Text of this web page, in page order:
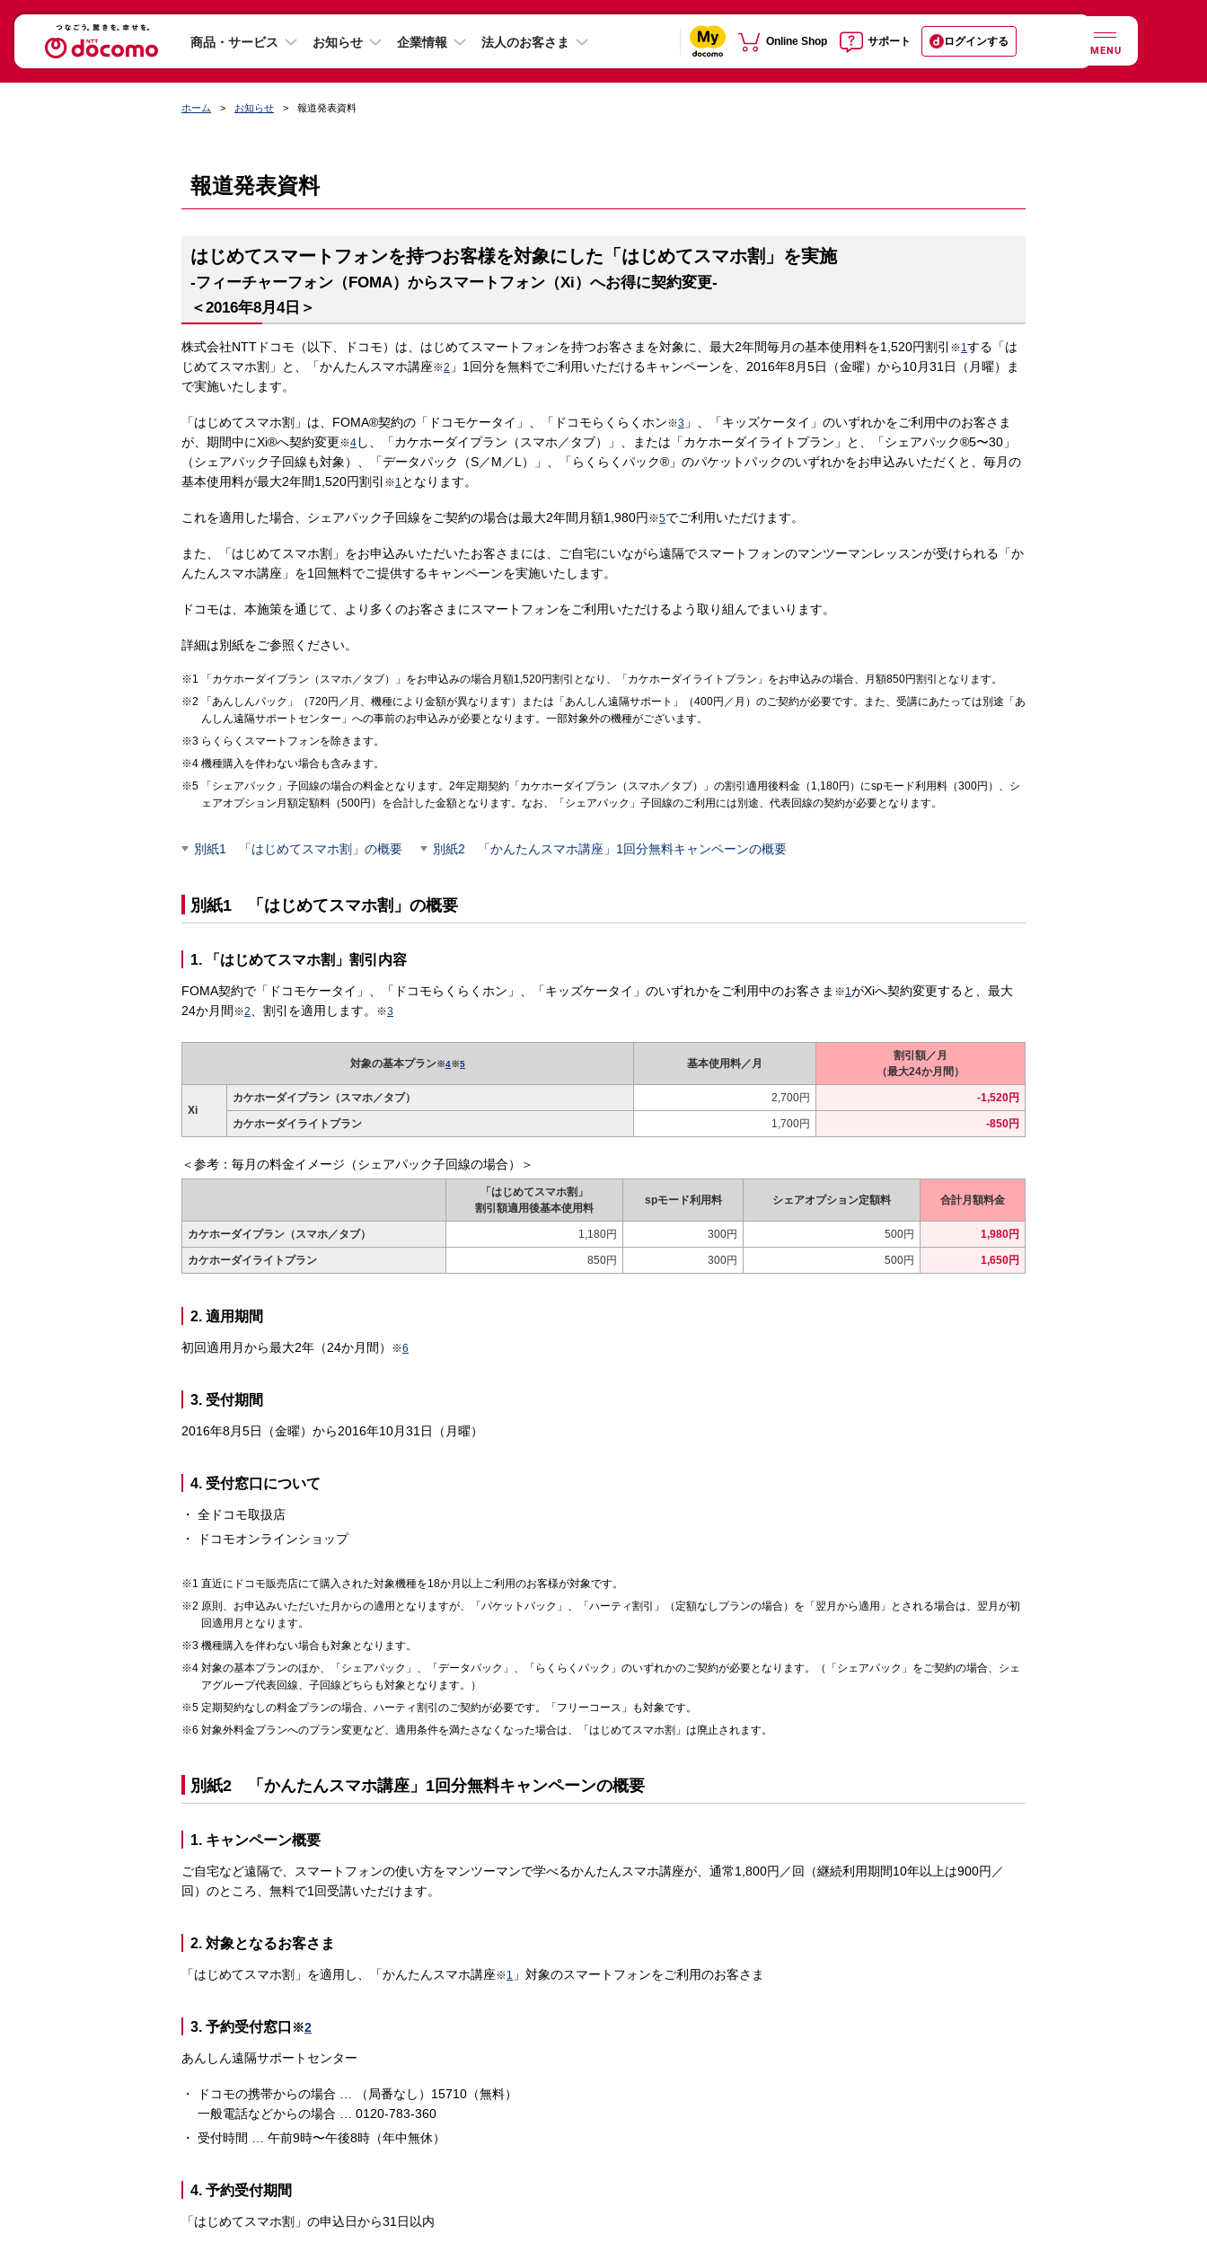
商品・サービス お知らせ 企業情報 法人のお客さま Online Shop サポート ログインする
MENU
ホーム お知らせ 報道発表資料
報道発表資料
はじめてスマートフォンを持つお客様を対象にした「はじめてスマホ割」を実施
-フィーチャーフォン（FOMA）からスマートフォン（Xi）へお得に契約変更-
＜2016年8月4日＞
株式会社NTTドコモ（以下、ドコモ）は、はじめてスマートフォンを持つお客さまを対象に、最大2年間毎月の基本使用料を1,520円割引 ※1する「は
じめてスマホ割」と、「かんたんスマホ講座※2 」1回分を無料でご利用いただけるキャンペーンを、2016年8月5日（金曜）から10月31日（月曜）ま
で実施いたします。
「はじめてスマホ割」は、FOMA®契約の「ドコモケータイ」、「ドコモらくらくホン※3 」、「キッズケータイ」のいずれかをご利用中のお客さま
が、期間中にXi®へ契約変更※4 し、「カケホーダイプラン（スマホ／タブ）」、または「カケホーダイライトプラン」と、「シェアパック®5〜30」
（シェアパック子回線も対象）、「データパック（S／M／L）」、「らくらくパック®」のパケットパックのいずれかをお申込みいただくと、毎月の
基本使用料が最大2年間1,520円割引 ※1 となります。
これを適用した場合、シェアパック子回線をご契約の場合は最大2年間月額1,980円 ※5でご利用いただけます。
また、「はじめてスマホ割」をお申込みいただいたお客さまには、ご自宅にいながら遠隔でスマートフォンのマンツーマンレッスンが受けられる「か
んたんスマホ講座」を1回無料でご提供するキャンペーンを実施いたします。
ドコモは、本施策を通じて、より多くのお客さまにスマートフォンをご利用いただけるよう取り組んでまいります。
詳細は別紙をご参照ください。
「カケホーダイプラン（スマホ／タブ）」をお申込みの場合月額1,520円割引となり、「カケホーダイライトプラン」をお申込みの場合、月額850円割引となります。
「あんしんパック」（720円／月、機種により金額が異なります）または「あんしん遠隔サポート」（400円／月）のご契約が必要です。また、受講にあたっては別途「あ
んしん遠隔サポートセンター」への事前のお申込みが必要となります。一部対象外の機種がございます。
らくらくスマートフォンを除きます。
機種購入を伴わない場合も含みます。
「シェアパック」子回線の場合の料金となります。2年定期契約「カケホーダイプラン（スマホ／タブ）」の割引適用後料金（1,180円）にspモード利用料（300円）、シ
ェアオプション月額定額料（500円）を合計した金額となります。なお、「シェアパック」子回線のご利用には別途、代表回線の契約が必要となります。
別紙1 「はじめてスマホ割」の概要 別紙2 「かんたんスマホ講座」1回分無料キャンペーンの概要
別紙1 「はじめてスマホ割」の概要
1. 「はじめてスマホ割」割引内容
FOMA契約で「ドコモケータイ」、「ドコモらくらくホン」、「キッズケータイ」のいずれかをご利用中のお客さま ※1がXiへ契約変更すると、最大
24か月間 ※2 、割引を適用します。 ※3
対象の基本プラン※4※5 基本使用料／月
割引額／月
（最大24か月間）
Xi
カケホーダイプラン（スマホ／タブ） 2,700円 -1,520円
カケホーダイライトプラン 1,700円 -850円
＜参考：毎月の料金イメージ（シェアパック子回線の場合）＞
「はじめてスマホ割」
割引額適用後基本使用料
spモード利用料 シェアオプション定額料 合計月額料金
カケホーダイプラン（スマホ／タブ） 1,180円 300円 500円 1,980円
カケホーダイライトプラン 850円 300円 500円 1,650円
2. 適用期間
初回適用月から最大2年（24か月間） ※6
3. 受付期間
2016年8月5日（金曜）から2016年10月31日（月曜）
4. 受付窓口について
全ドコモ取扱店
ドコモオンラインショップ
直近にドコモ販売店にて購入された対象機種を18か月以上ご利用のお客様が対象です。
原則、お申込みいただいた月からの適用となりますが、「パケットパック」、「ハーティ割引」（定額なしプランの場合）を「翌月から適用」とされる場合は、翌月が初
回適用月となります。
機種購入を伴わない場合も対象となります。
対象の基本プランのほか、「シェアパック」、「データパック」、「らくらくパック」のいずれかのご契約が必要となります。（「シェアパック」をご契約の場合、シェ
アグループ代表回線、子回線どちらも対象となります。）
定期契約なしの料金プランの場合、ハーティ割引のご契約が必要です。「フリーコース」も対象です。
対象外料金プランへのプラン変更など、適用条件を満たさなくなった場合は、「はじめてスマホ割」は廃止されます。
別紙2 「かんたんスマホ講座」1回分無料キャンペーンの概要
1. キャンペーン概要
ご自宅など遠隔で、スマートフォンの使い方をマンツーマンで学べるかんたんスマホ講座が、通常1,800円／回（継続利用期間10年以上は900円／
回）のところ、無料で1回受講いただけます。
2. 対象となるお客さま
「はじめてスマホ割」を適用し、「かんたんスマホ講座※1 」対象のスマートフォンをご利用のお客さま
3. 予約受付窓口 ※2
あんしん遠隔サポートセンター
ドコモの携帯からの場合 … （局番なし）15710（無料）
一般電話などからの場合 … 0120-783-360
受付時間 … 午前9時〜午後8時（年中無休）
4. 予約受付期間
「はじめてスマホ割」の申込日から31日以内